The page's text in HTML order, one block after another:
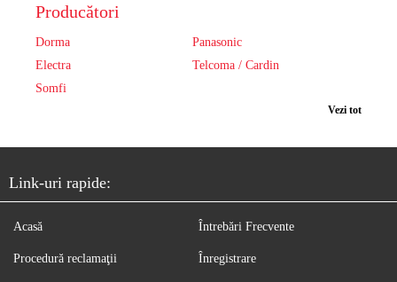
Producători
Dorma
Panasonic
Electra
Telcoma / Cardin
Somfi
Vezi tot
Link-uri rapide:
Acasă
Procedură reclamaţii
Întrebări Frecvente
Înregistrare